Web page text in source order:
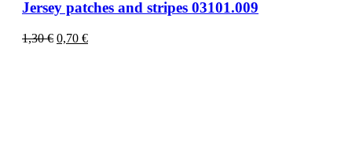
Jersey patches and stripes 03101.009
1,30€ 0,70 €